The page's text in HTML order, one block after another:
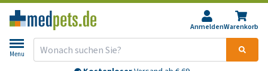
AnmeldenWarenkorb
Menu